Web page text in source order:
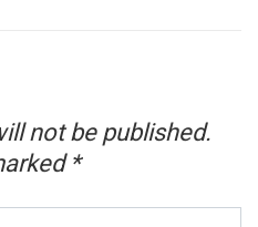
not be published.
*